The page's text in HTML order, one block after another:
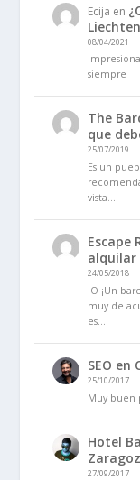
Ecija en
08/04/2021
siempre
The
que
25/07/2019
Es un
vista…
Escape
alquilar
24/05/2018
:O ¡Un
muy de
es…
SEO en
25/10/2017
Muy buen
Hotel
27/09/2017